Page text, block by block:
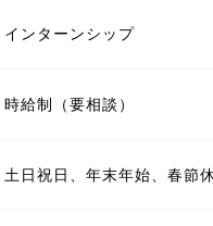
インターンシップ
土日祝日、年末年始、春節